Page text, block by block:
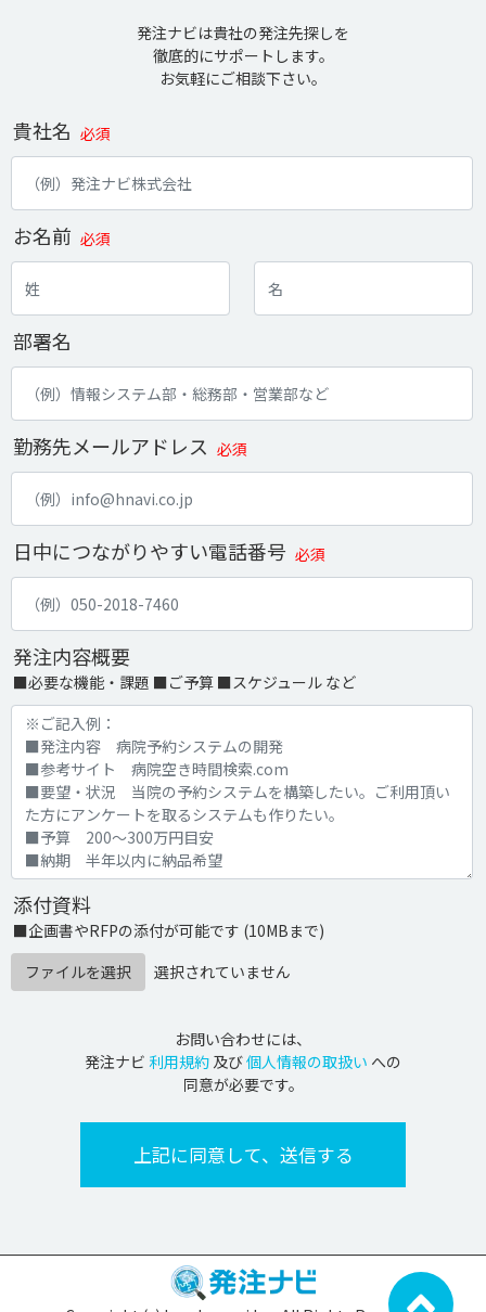
発注ナビは貴社の発注先探しを
徹底的にサポートします。
お気軽にご相談下さい。
貴社名 必須
お名前 必須
部署名
勤務先メールアドレス 必須
日中につながりやすい電話番号 必須
発注内容概要
■必要な機能・課題 ■ご予算 ■スケジュール など
添付資料
■企画書やRFPの添付が可能です (10MBまで)
ファイルを選択
選択されていません
お問い合わせには、
発注ナビ 利用規約 及び個人情報の取扱い への
同意が必要です。